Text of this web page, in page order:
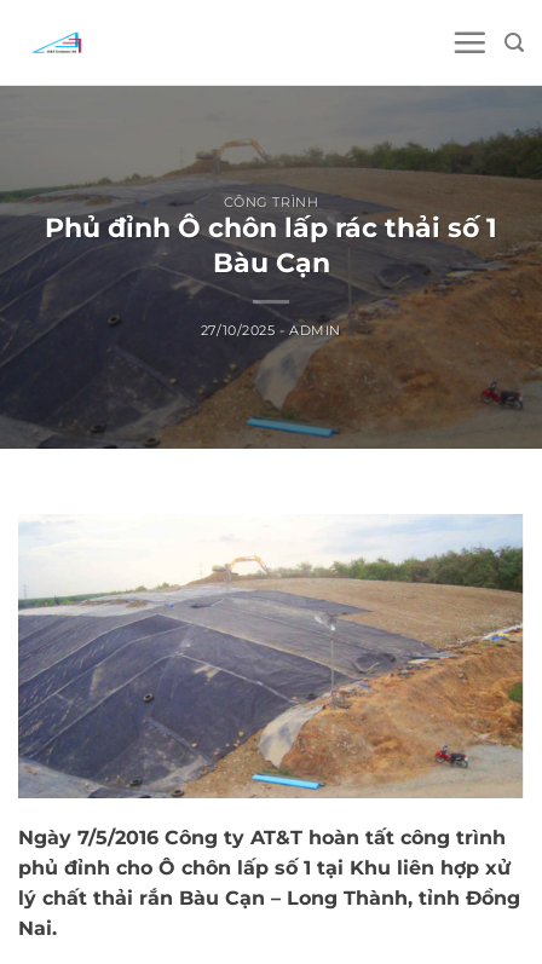
CÔNG TRÌNH
Phủ đỉnh Ô chôn lấp rác thải số 1
Bàu Cạn
27/10/2025 -ADMIN
Ngày 7/5/2016 Công ty AT&T hoàn tất công trình
phủ đỉnh cho Ô chôn lấp số 1 tại Khu liên hợp xử
lý chất thải rắn Bàu Cạn – Long Thành, tỉnh Đồng
Nai.